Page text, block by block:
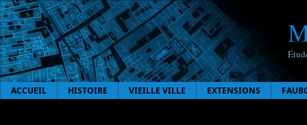
ACCUEIL HISTOIRE VIEILLE VILLE EXTENSIONS